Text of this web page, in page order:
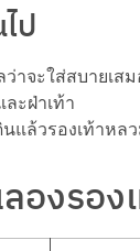
ป
าจะใส่สบายเส
ะฝ่าเท้า
ล้วรองเท้าหล
องรอง